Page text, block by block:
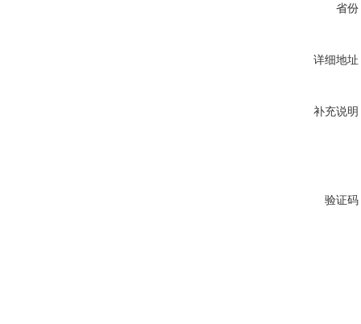
省份
详细地址
补充说明
验证码